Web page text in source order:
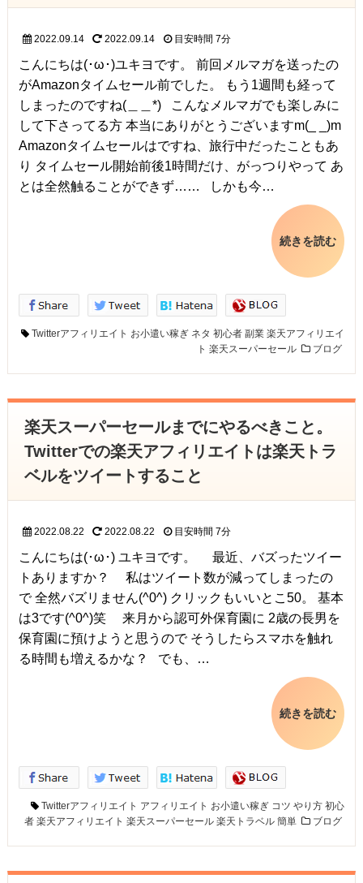
2022.09.14 2022.09.14 目安時間 7分
こんにちは(･ω･)ユキヨです。 前回メルマガを送ったの
がAmazonタイムセール前でした。 もう1週間も経って
しまったのですね(＿＿*) こんなメルマガでも楽しみに
して下さってる方 本当にありがとうございますm(_ _)m
Amazonタイムセールはですね、旅行中だったこともあ
り タイムセール開始前後1時間だけ、がっつりやって あ
とは全然触ることができず…… しかも今…
続きを読む
Twitterアフィリエイト お小遣い稼ぎ ネタ 初心者 副業 楽天アフィリエイ
ト 楽天スーパーセール ブログ
楽天スーパーセールまでにやるべきこと。
Twitterでの楽天アフィリエイトは楽天トラ
ベルをツイートすること
2022.08.22 2022.08.22 目安時間 7分
こんにちは(･ω･) ユキヨです。 最近、バズったツイー
トありますか？ 私はツイート数が減ってしまったの
で 全然バズリません(^0^) クリックもいいとこ50。 基本
は3です(^0^)笑 来月から認可外保育園に 2歳の長男を
保育園に預けようと思うので そうしたらスマホを触れ
る時間も増えるかな？ でも、…
続きを読む
Twitterアフィリエイト アフィリエイト お小遣い稼ぎ コツ やり方 初心
者 楽天アフィリエイト 楽天スーパーセール 楽天トラベル 簡単 ブログ